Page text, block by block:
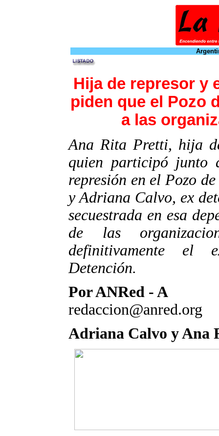
Hija de represor y
piden que el Pozo
a las
Ana Rita Pretti, hija
quien participó junto
represión en el Pozo
y Adriana Calvo, ex
secuestrada en esa
de las
definitivamente el
Detención.
Por ANRed - A
redaccion@anred.org
Adriana Calvo y Ana